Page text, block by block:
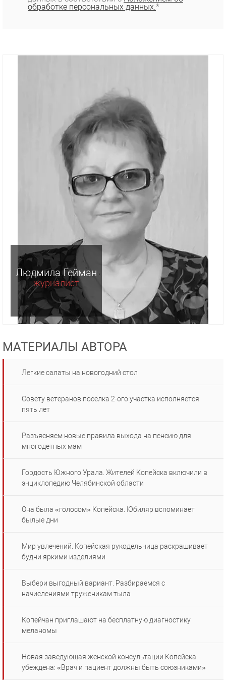
обработке персональных данных.*
Людмила Гейман
журналист
МАТЕРИАЛЫ АВТОРА
Легкие салаты на новогодний стол
Совету ветеранов поселка 2-ого участка исполняется
пять лет
Разъясняем новые правила выхода на пенсию для
многодетных мам
Гордость Южного Урала. Жителей Копейска включили в
энциклопедию Челябинской области
Она была «голосом» Копейска. Юбиляр вспоминает
былые дни
Мир увлечений. Копейская рукодельница раскрашивает
будни яркими изделиями
Выбери выгодный вариант. Разбираемся с
начислениями труженикам тыла
Копейчан приглашают на бесплатную диагностику
меланомы
Новая заведующая женской консультации Копейска
убеждена: «Врач и пациент должны быть союзниками»